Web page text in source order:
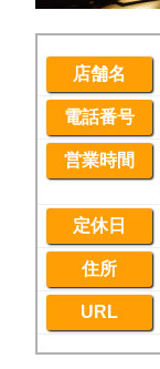
店舗名
電話番号
営業時間
定休日
住所
URL